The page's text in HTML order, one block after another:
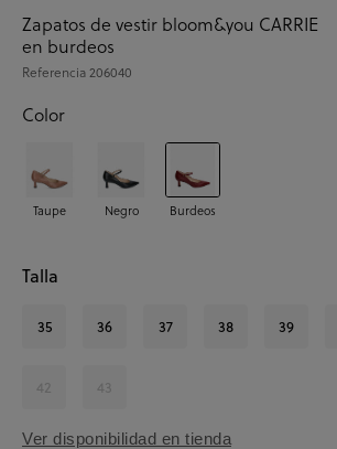
Zapatos de vestir bloom&you CARRIE
en burdeos
Referencia206040
Color
Taupe Negro Burdeos
Talla
35 36 37 38 39
42 43
Ver disponibilidad en tienda